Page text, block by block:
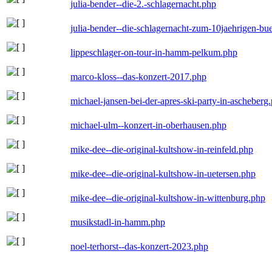
julia-bender--die-2.-schlagernacht.php
julia-bender--die-schlagernacht-zum-10jaehrigen-
lippeschlager-on-tour-in-hamm-pelkum.php
marco-kloss--das-konzert-2017.php
michael-jansen-bei-der-apres-ski-party-in-
michael-ulm--konzert-in-oberhausen.php
mike-dee--die-original-kultshow-in-reinfeld.php
mike-dee--die-original-kultshow-in-uetersen.php
mike-dee--die-original-kultshow-in-wittenburg.php
musikstadl-in-hamm.php
noel-terhorst--das-konzert-2023.php